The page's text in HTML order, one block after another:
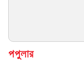
পপুলার